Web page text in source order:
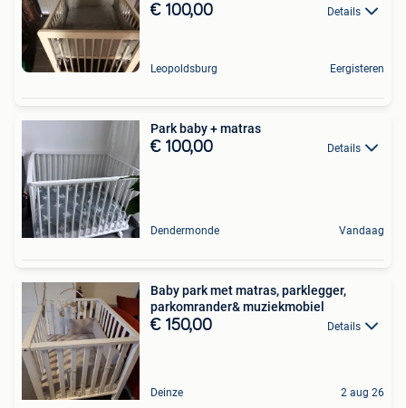
€ 100,00 Details
Leopoldsburg Eergisteren
Park baby + matras
€ 100,00 Details
Dendermonde Vandaag
Baby park met matras, parklegger,
parkomrander& muziekmobiel
€ 150,00 Details
Deinze 2 aug 26